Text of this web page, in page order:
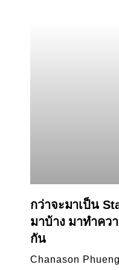
กว่าจะมาเป็น
มาบ้าง มาทำคว
กัน
Chanason